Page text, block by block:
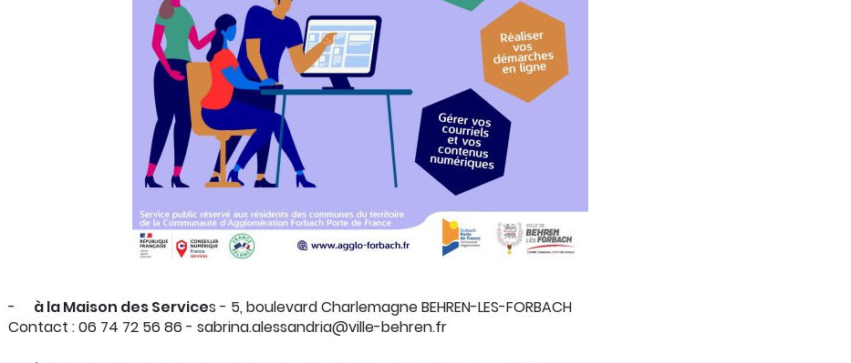
- à la Maison des Services - 5, boulevard Charlemagne BEHREN-LES-FORBACH
Contact : 06 74 72 56 86 - sabrina.alessandria@ville-behren.fr